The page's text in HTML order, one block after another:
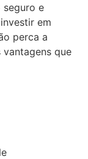
e
em
perca a
que